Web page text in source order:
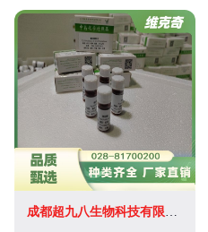
成都超九八生物科技有限公司